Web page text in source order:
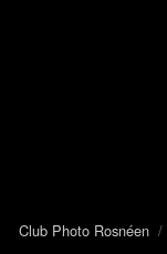
Club Photo Rosnéen /